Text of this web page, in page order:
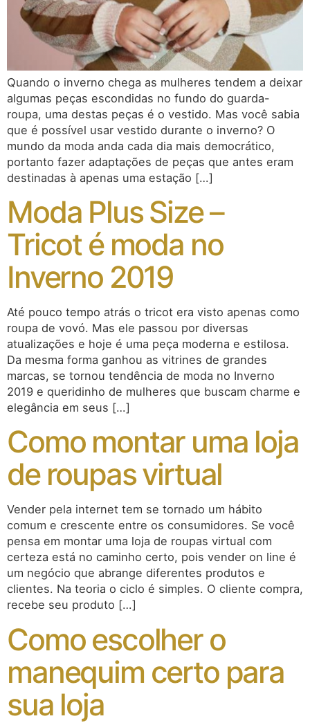
Quando o inverno chega as mulheres tendem a deixar
algumas peças escondidas no fundo do guarda-
roupa, uma destas peças é o vestido. Mas você sabia
que é possível usar vestido durante o inverno? O
mundo da moda anda cada dia mais democrático,
portanto fazer adaptações de peças que antes eram
destinadas à apenas uma estação […]
Moda Plus Size –
Tricot é moda no
Inverno 2019
Até pouco tempo atrás o tricot era visto apenas como
roupa de vovó. Mas ele passou por diversas
atualizações e hoje é uma peça moderna e estilosa.
Da mesma forma ganhou as vitrines de grandes
marcas, se tornou tendência de moda no Inverno
2019 e queridinho de mulheres que buscam charme e
elegância em seus […]
Como montar uma loja
de roupas virtual
Vender pela internet tem se tornado um hábito
comum e crescente entre os consumidores. Se você
pensa em montar uma loja de roupas virtual com
certeza está no caminho certo, pois vender on line é
um negócio que abrange diferentes produtos e
clientes. Na teoria o ciclo é simples. O cliente compra,
recebe seu produto […]
Como escolher o
manequim certo para
sua loja